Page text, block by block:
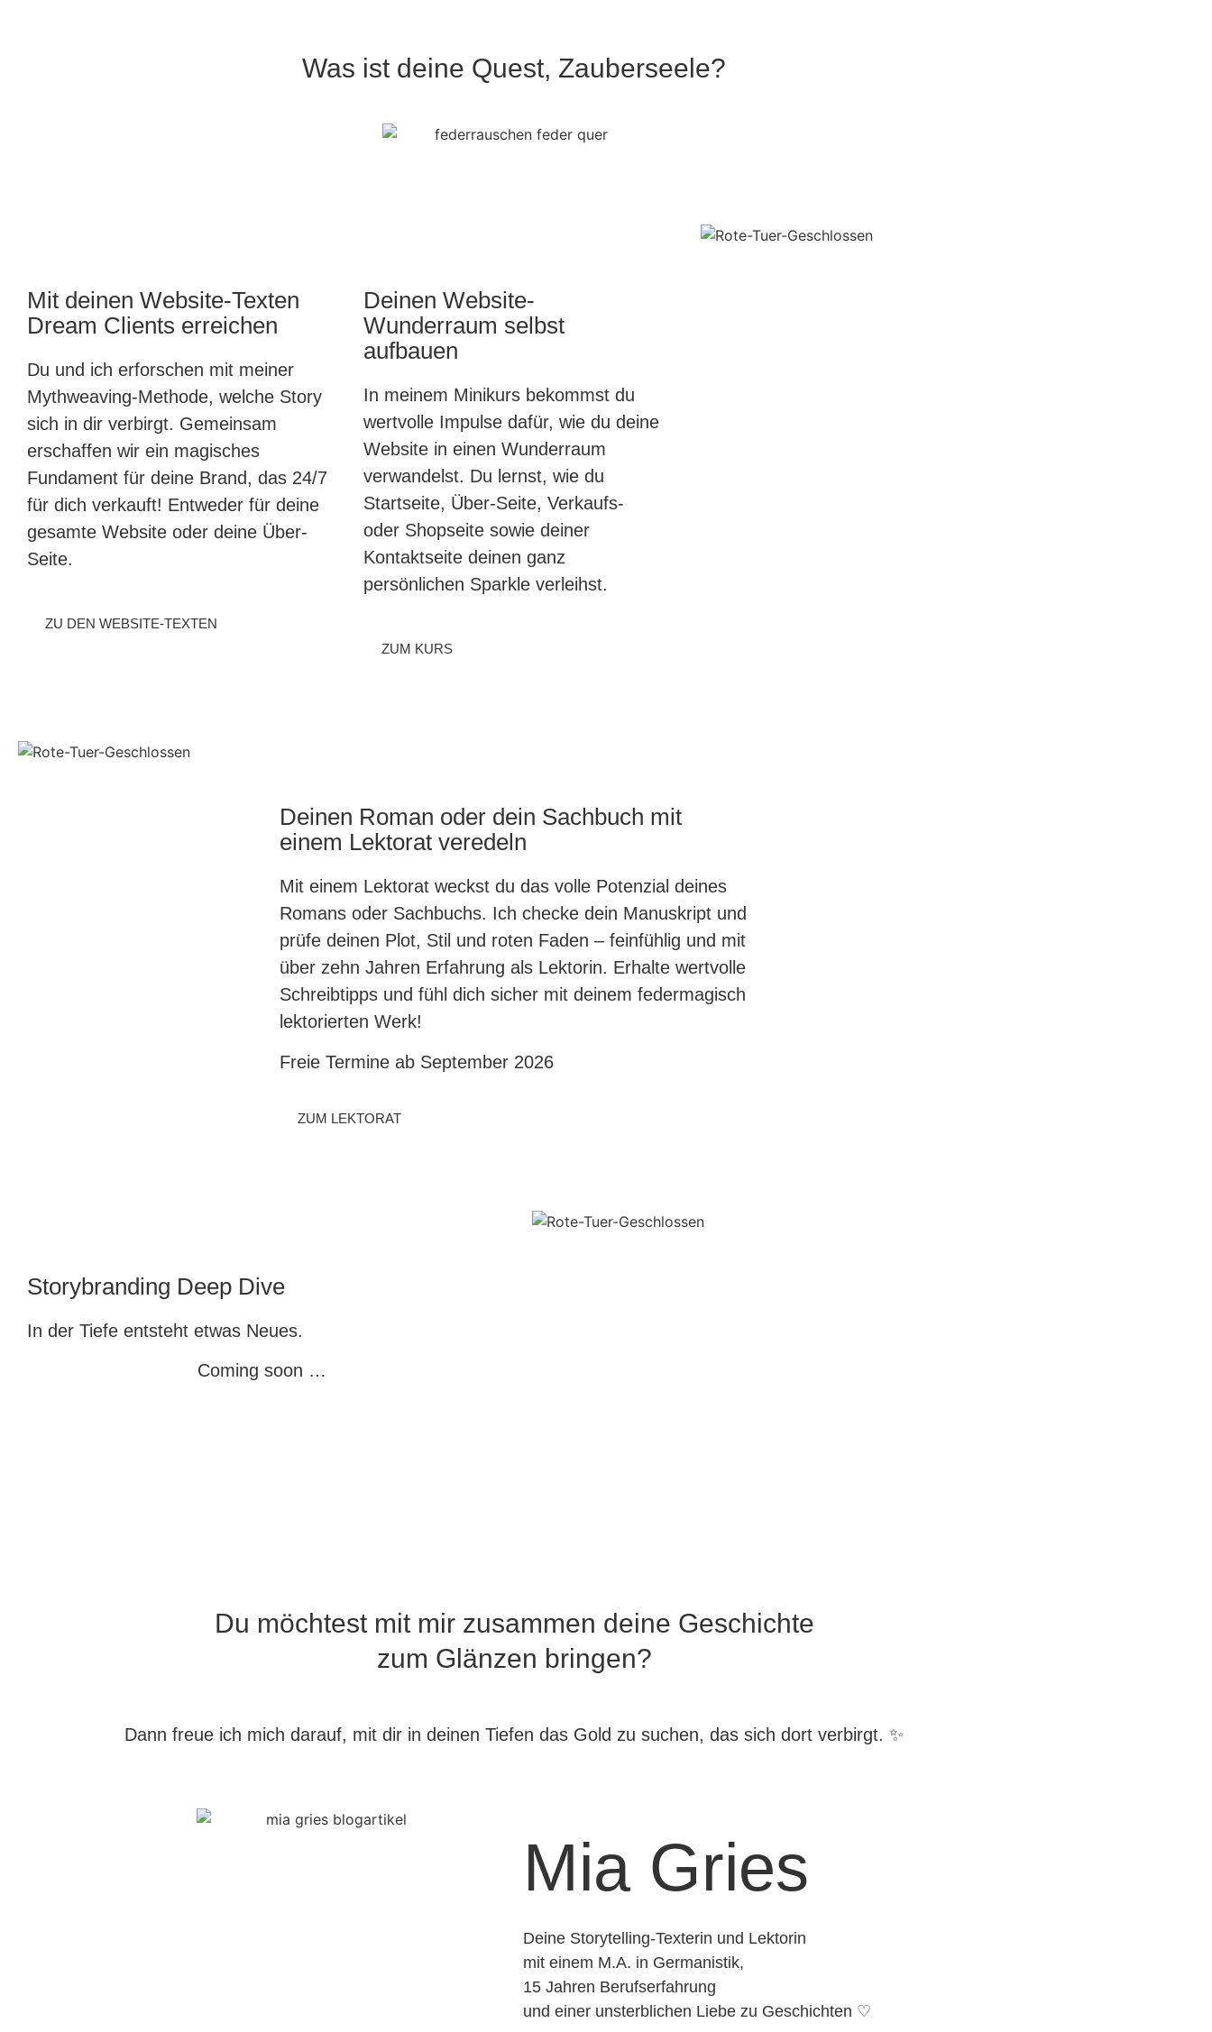
Was ist deine Quest, Zauberseele?
Mit deinen Website-Texten
Dream Clients erreichen
Du und ich erforschen mit meiner
Mythweaving-Methode, welche Story
sich in dir verbirgt. Gemeinsam
erschaffen wir ein magisches
Fundament für deine Brand, das 24/7
für dich verkauft! Entweder für deine
gesamte Website oder deine Über-
Seite.
ZU DEN WEBSITE-TEXTEN
Deinen Website-
Wunderraum selbst
aufbauen
In meinem Minikurs bekommst du
wertvolle Impulse dafür, wie du deine
Website in einen Wunderraum
verwandelst. Du lernst, wie du
Startseite, Über-Seite, Verkaufs-
oder Shopseite sowie deiner
Kontaktseite deinen ganz
persönlichen Sparkle verleihst.
ZUM KURS
Deinen Roman oder dein Sachbuch mit
einem Lektorat veredeln
Mit einem Lektorat weckst du das volle Potenzial deines
Romans oder Sachbuchs. Ich checke dein Manuskript und
prüfe deinen Plot, Stil und roten Faden – feinfühlig und mit
über zehn Jahren Erfahrung als Lektorin. Erhalte wertvolle
Schreibtipps und fühl dich sicher mit deinem federmagisch
lektorierten Werk!
Freie Termine ab September 2026
ZUM LEKTORAT
Storybranding Deep Dive
In der Tiefe entsteht etwas Neues.
Coming soon …
Du möchtest mit mir zusammen deine Geschichte
zum Glänzen bringen?
Dann freue ich mich darauf, mit dir in deinen Tiefen das Gold zu suchen, das sich dort verbirgt. ✨
Mia Gries
Deine Storytelling-Texterin und Lektorin
mit einem M.A. in Germanistik,
15 Jahren Berufserfahrung
und einer unsterblichen Liebe zu Geschichten ♡